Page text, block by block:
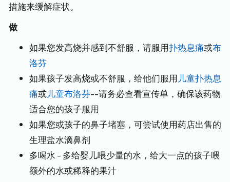
措施来缓解症状。
做
如果您发高烧并感到不舒服，请服用扑热息痛或布
洛芬
如果孩子发高烧或不舒服，给他们服用 儿童扑热息
痛或儿童布洛芬--请务必查看宣传单，确保该药物
适合您的孩子服用
如果您或孩子的鼻子堵塞，可尝试使用药店出售的
生理盐水滴鼻剂
多喝水 - 多给婴儿喂少量的水，给大一点的孩子喂
额外的水或稀释的果汁